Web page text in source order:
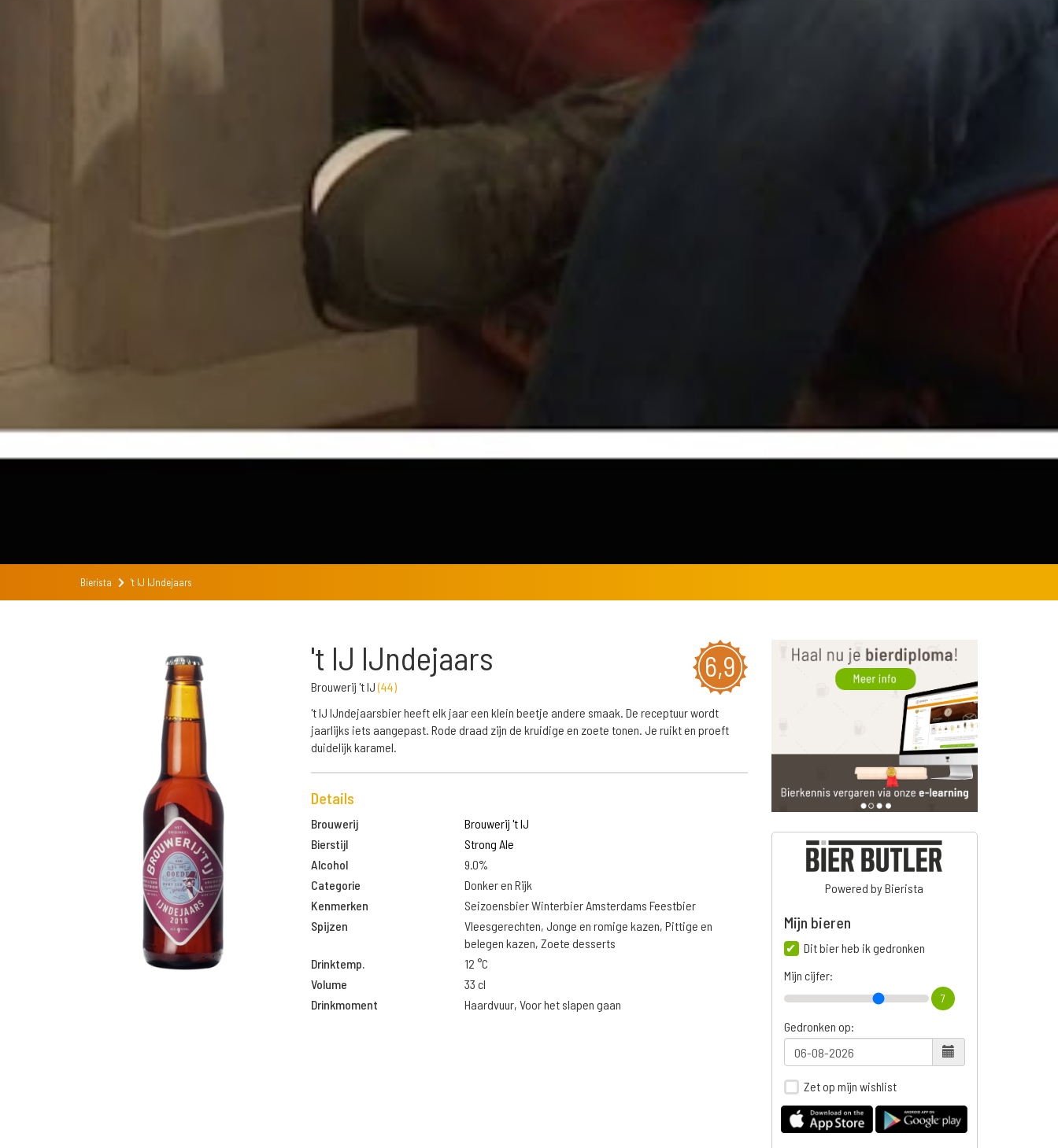
Bierista 't IJ IJndejaars
6,9
't IJ IJndejaars
Brouwerij 't IJ(44)
't IJ IJndejaarsbier heeft elk jaar een klein beetje andere smaak. De receptuur wordt
jaarlijks iets aangepast. Rode draad zijn de kruidige en zoete tonen. Je ruikt en proeft
duidelijk karamel.
Details
Brouwerij
Brouwerij 't IJ
Bierstijl
Strong Ale
Alcohol
9.0%
Categorie
Donker en Rijk
Kenmerken
Seizoensbier Winterbier Amsterdams Feestbier
Spijzen
Vleesgerechten, Jonge en romige kazen, Pittige en
belegen kazen, Zoete desserts
Drinktemp.
12 °C
Volume
33 cl
Drinkmoment
Haardvuur, Voor het slapen gaan
Powered by Bierista
Mijn bieren
Dit bier heb ik gedronken
Mijn cijfer:
7
Gedronken op:
Zet op mijn wishlist